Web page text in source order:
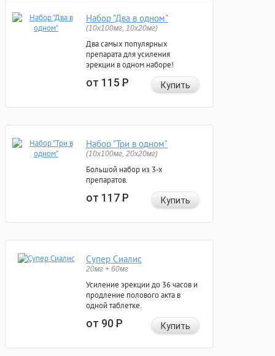
Набор "Два в одном"
(10x100мг, 10x20мг)
Два самых популярных
препарата для усиления
эрекции в одном наборе!
от 115Р Купить
Набор "Три в одном"
(10x100мг, 20x20мг)
Большой набор из 3-х
препаратов.
от 117Р Купить
Супер Сиалис
20мг + 60мг
Усиление эрекции до 36 часов и
продление полового акта в
одной таблетке.
от 90Р Купить